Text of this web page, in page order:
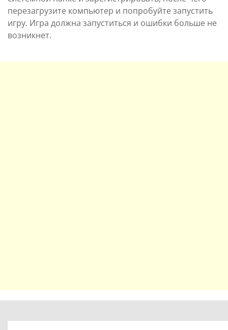
перезагрузите компьютер и попробуйте запустить
игру. Игра должна запуститься и ошибки больше не
возникнет.